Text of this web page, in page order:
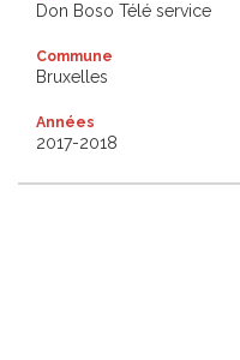
Don Boso Télé service
Commune
Bruxelles
Années
2017-2018